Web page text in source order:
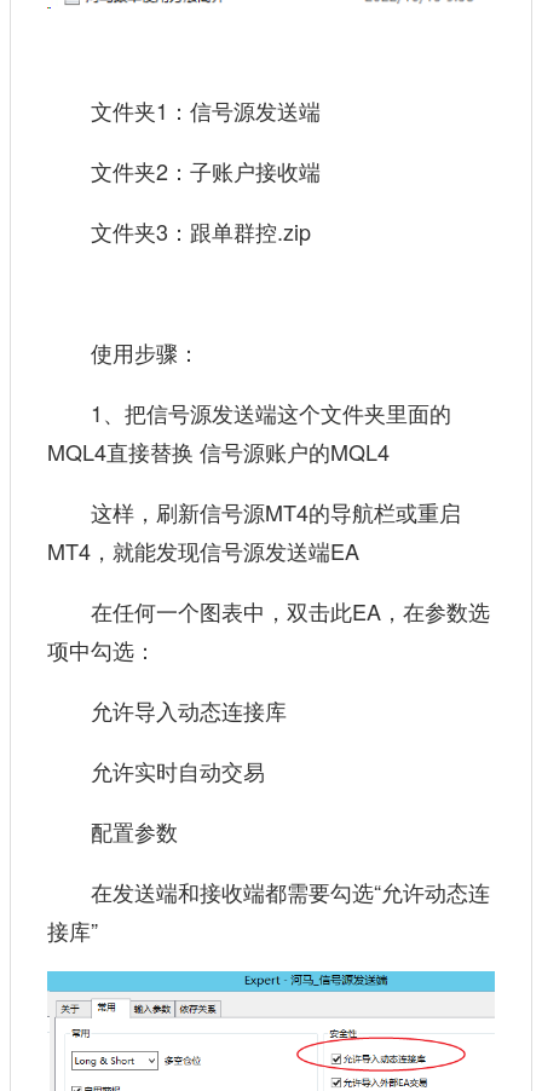
文件夹1：信号源发送端
文件夹2：子账户接收端
文件夹3：跟单群控.zip
使用步骤：
1、把信号源发送端这个文件夹里面的
MQL4直接替换 信号源账户的MQL4
这样，刷新信号源MT4的导航栏或重启
MT4，就能发现信号源发送端EA
在任何一个图表中，双击此EA，在参数选
项中勾选：
允许导入动态连接库
允许实时自动交易
配置参数
在发送端和接收端都需要勾选“允许动态连
接库”